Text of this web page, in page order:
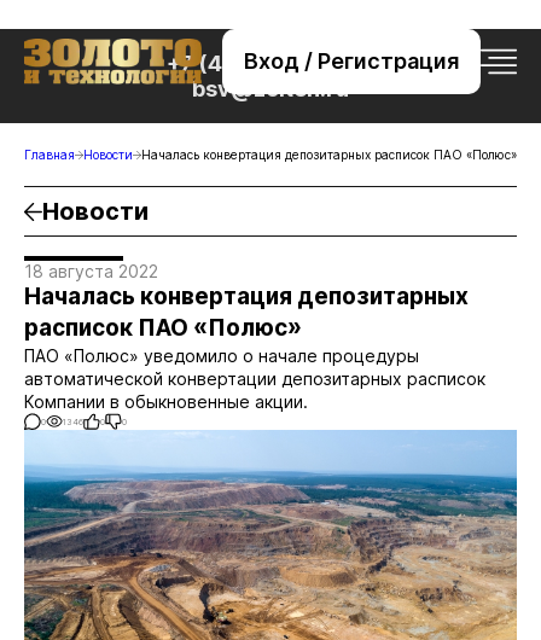
Вход / Регистрация
+7 (495) 221-76-32
bsv@zolteh.ru
Главная Новости Началась конвертация депозитарных расписок ПАО «Полюс»
Новости
18 августа 2022
Началась конвертация депозитарных
расписок ПАО «Полюс»
ПАО «Полюс» уведомило о начале процедуры
автоматической конвертации депозитарных расписок
Компании в обыкновенные акции.
0 1346 0 0